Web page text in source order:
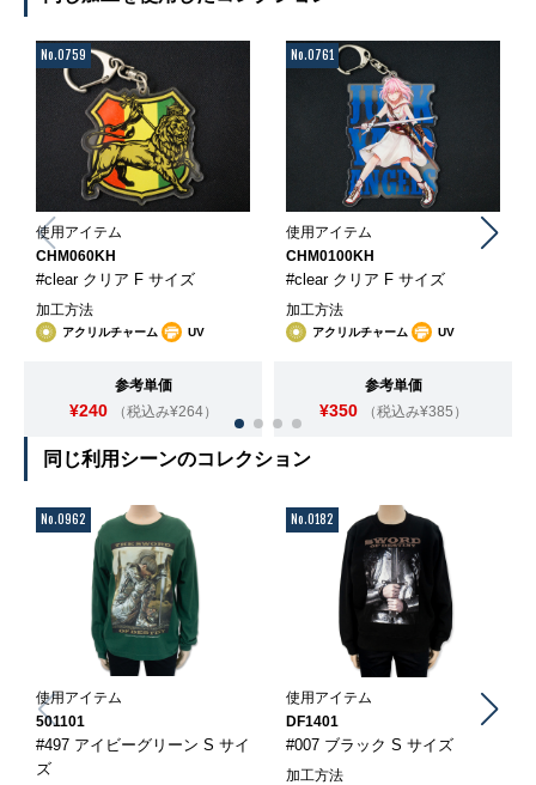
No.0759
使用アイテム
CHM060KH
#clear クリア F サイズ
加工方法
アクリルチャーム UV
参考単価
¥240 （税込み¥264）
No.0761
使用アイテム
CHM0100KH
#clear クリア F サイズ
加工方法
アクリルチャーム UV
参考単価
¥350 （税込み¥385）
同じ利用シーンのコレクション
No.0962
使用アイテム
501101
#497 アイビーグリーン S サイ
ズ
No.0182
使用アイテム
DF1401
#007 ブラック S サイズ
加工方法